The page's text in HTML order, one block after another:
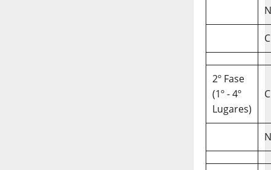
2º Fase
(1º - 4º
Lugares)